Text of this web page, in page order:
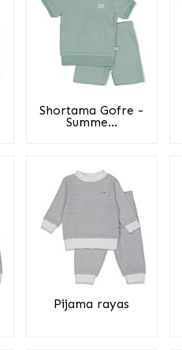
Shortama Gofre -
Summe...
Pijama rayas